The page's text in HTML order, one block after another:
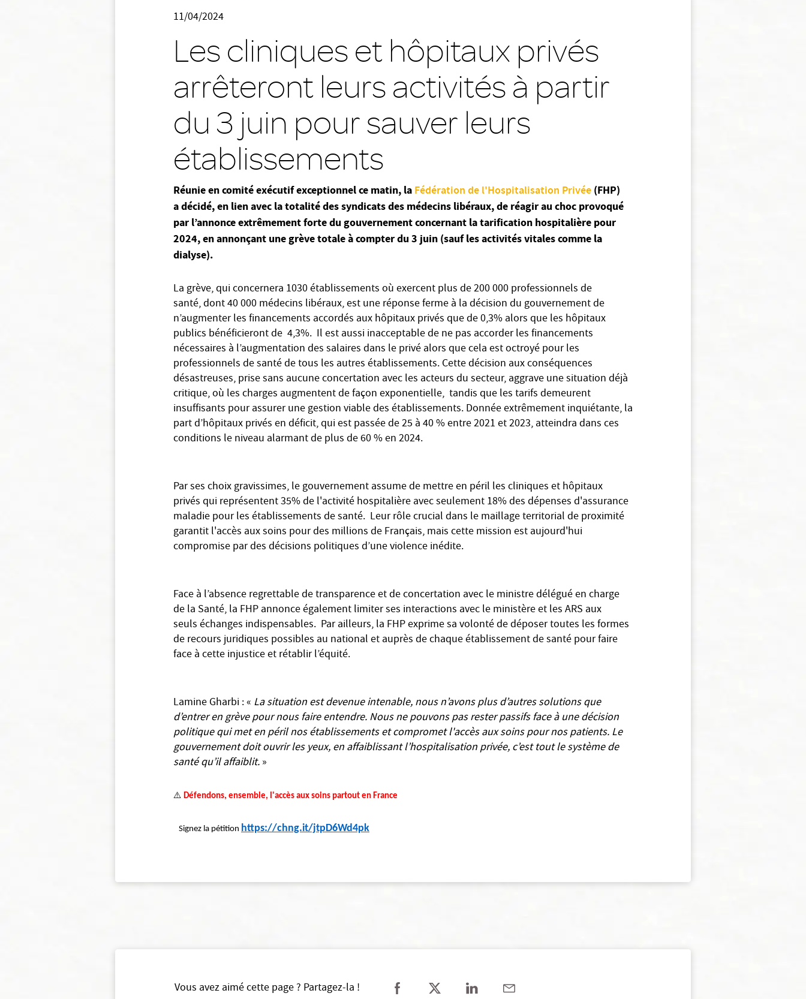
11/04/2024
Les cliniques et hôpitaux privés
arrêteront leurs activités à partir
du 3 juin pour sauver leurs
établissements
Réunie en comité exécutif exceptionnel ce matin, la Fédération de l'Hospitalisation Privée (FHP)
a décidé, en lien avec la totalité des syndicats des médecins libéraux, de réagir au choc provoqué
par l’annonce extrêmement forte du gouvernement concernant la tarification hospitalière pour
2024, en annonçant une grève totale à compter du 3 juin (sauf les activités vitales comme la
dialyse).
La grève, qui concernera 1030 établissements où exercent plus de 200 000 professionnels de
santé, dont 40 000 médecins libéraux, est une réponse ferme à la décision du gouvernement de
n’augmenter les financements accordés aux hôpitaux privés que de 0,3% alors que les hôpitaux
publics bénéficieront de 4,3%. Il est aussi inacceptable de ne pas accorder les financements
nécessaires à l’augmentation des salaires dans le privé alors que cela est octroyé pour les
professionnels de santé de tous les autres établissements. Cette décision aux conséquences
désastreuses, prise sans aucune concertation avec les acteurs du secteur, aggrave une situation déjà
critique, où les charges augmentent de façon exponentielle, tandis que les tarifs demeurent
insuffisants pour assurer une gestion viable des établissements. Donnée extrêmement inquiétante, la
part d’hôpitaux privés en déficit, qui est passée de 25 à 40 % entre 2021 et 2023, atteindra dans ces
conditions le niveau alarmant de plus de 60 % en 2024.
Par ses choix gravissimes, le gouvernement assume de mettre en péril les cliniques et hôpitaux
privés qui représentent 35% de l'activité hospitalière avec seulement 18% des dépenses d'assurance
maladie pour les établissements de santé. Leur rôle crucial dans le maillage territorial de proximité
garantit l'accès aux soins pour des millions de Français, mais cette mission est aujourd'hui
compromise par des décisions politiques d’une violence inédite.
Face à l’absence regrettable de transparence et de concertation avec le ministre délégué en charge
de la Santé, la FHP annonce également limiter ses interactions avec le ministère et les ARS aux
seuls échanges indispensables. Par ailleurs, la FHP exprime sa volonté de déposer toutes les formes
de recours juridiques possibles au national et auprès de chaque établissement de santé pour faire
face à cette injustice et rétablir l’équité.
Lamine Gharbi : « La situation est devenue intenable, nous n’avons plus d’autres solutions que
d’entrer en grève pour nous faire entendre. Nous ne pouvons pas rester passifs face à une décision
politique qui met en péril nos établissements et compromet l'accès aux soins pour nos patients. Le
gouvernement doit ouvrir les yeux, en affaiblissant l’hospitalisation privée, c’est tout le système de
santé qu’il affaiblit.»
⚠ Défendons, ensemble, l'accès aux soins partout en France
Signez la pétition https://chng.it/jtpD6Wd4pk
Vous avez aimé cette page ? Partagez-la !